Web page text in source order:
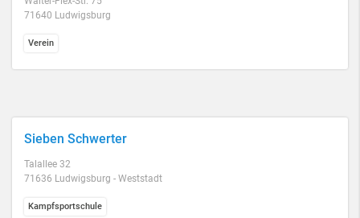
71640 Ludwigsburg
Verein
Sieben Schwerter
Talallee 32
71636 Ludwigsburg - Weststadt
Kampfsportschule